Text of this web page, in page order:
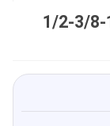
جعبه بکس 41 پارچه E و T درایو 1/4-3/8-1/2